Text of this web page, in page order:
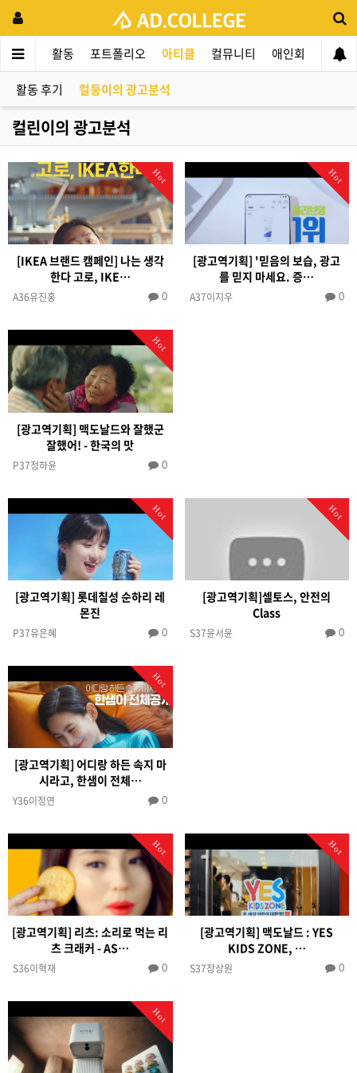
리지 활동 포트폴리오 아티클 컬뮤니티 애인회 신입
활동 후기 컬둥이의 광고분석
컬린이의 광고분석
Hot
[IKEA 브랜드 캠페인] 나는 생각
한다 고로, IKE…
A36유진홍 0
Hot
[광고역기획] '믿음의 보습, 광고
를 믿지 마세요. 증…
A37이지우 0
Hot
[광고역기획] 맥도날드와 잘했군
잘했어! - 한국의 맛
P37정하윤 0
Hot
[광고역기획] 롯데칠성 순하리 레
몬진
P37유은혜 0
Hot
[광고역기획]셀토스, 안전의
Class
S37윤서윤 0
Hot
[광고역기획] 어디랑 하든 속지 마
시라고, 한샘이 전체…
Y36이정연 0
Hot
[광고역기획] 리츠: 소리로 먹는 리
츠 크래커 - AS…
S36이혁재 0
Hot
[광고역기획] 맥도날드 : YES
KIDS ZONE, …
S37장상원 0
Hot